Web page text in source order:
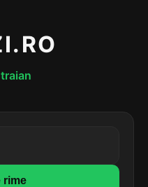
traian
rime